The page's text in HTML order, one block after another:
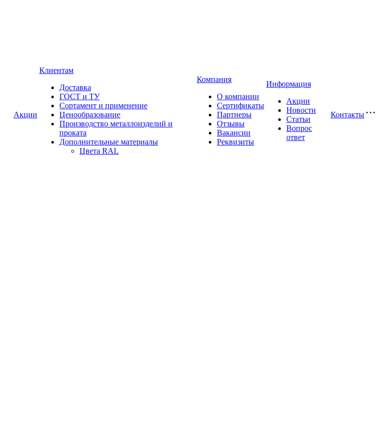
Акции
Клиентам
Доставка
ГОСТ и ТУ
Сортамент и применение
Ценообразование
Производство металлоизделий и
проката
Дополнительные материалы
Цвета RAL
Компания
О компании
Сертификаты
Партнеры
Отзывы
Вакансии
Реквизиты
Информация
Акции
Новости
Статьи
Вопрос
ответ
Контакты